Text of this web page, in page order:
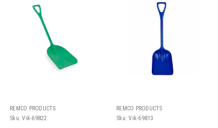
REMCO PRODUCTS
Sku: Vik-69822
REMCO PRODUCTS
Sku: Vik-69813